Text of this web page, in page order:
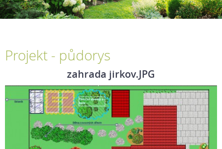
Projekt - půdorys
zahrada jirkov.JPG